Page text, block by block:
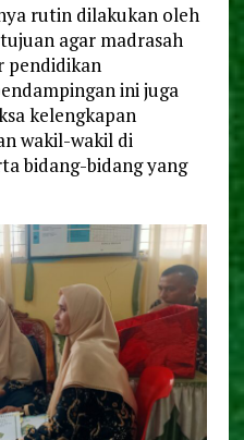
rutin dilakukan oleh
agar madrasah
pendidikan
ini juga
kelengkapan
wakil-wakil di
bidang-bidang yang